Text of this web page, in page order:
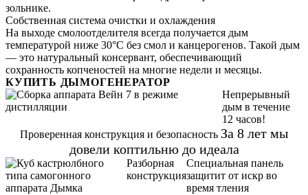
зольнике.
Собственная система очистки и охлаждения
На выходе смолоотделителя всегда получается дым
температурой ниже 30°С без смол и канцерогенов. Такой дым
— это натуральный консервант, обеспечивающий
сохранность копченостей на многие недели и месяцы.
КУПИТЬ ДЫМОГЕНЕРАТОР
Непрерывный
дым в течение
12 часов!
Проверенная конструкция и безопасность За 8 лет мы
довели коптильню до идеала
Разборная
конструкция
Специальная панель
защитит от искр во
время тления